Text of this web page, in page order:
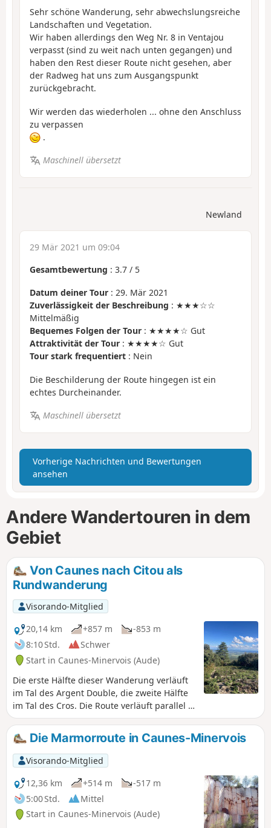
Sehr schöne Wanderung, sehr abwechslungsreiche
Landschaften und Vegetation.
Wir haben allerdings den Weg Nr. 8 in Ventajou
verpasst (sind zu weit nach unten gegangen) und
haben den Rest dieser Route nicht gesehen, aber
der Radweg hat uns zum Ausgangspunkt
zurückgebracht.
Wir werden das wiederholen ... ohne den Anschluss
zu verpassen
.
Maschinell übersetzt
Newland
29 Mär 2021 um 09:04
Gesamtbewertung : 3.7 / 5
Datum deiner Tour : 29. Mär 2021
Zuverlässigkeit der Beschreibung : ★★★☆☆
Mittelmäßig
Bequemes Folgen der Tour : ★★★★☆ Gut
Attraktivität der Tour : ★★★★☆ Gut
Tour stark frequentiert : Nein
Die Beschilderung der Route hingegen ist ein
echtes Durcheinander.
Maschinell übersetzt
Vorherige Nachrichten und Bewertungen
ansehen
Andere Wandertouren in dem
Gebiet
Von Caunes nach Citou als
Rundwanderung
Visorando-Mitglied
20,14 km
+857 m
-853 m
8:10 Std.
Schwer
Start in Caunes-Minervois (Aude)
Die erste Hälfte dieser Wanderung verläuft
im Tal des Argent Double, die zweite Hälfte
im Tal des Cros. Die Route verläuft parallel in
einer Richtung von Süd nach Nord und
ermöglicht es, verschiedene Baumarten
sowie die geologische Vielfalt dieses sehr
trockenen Kalksteinmassivs zu entdecken.
Die Marmorroute in Caunes-Minervois
Visorando-Mitglied
12,36 km
+514 m
-517 m
5:00 Std.
Mittel
Start in Caunes-Minervois (Aude)